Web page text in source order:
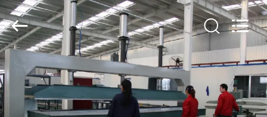
ДОМ
ПРОДУКТЫ
SHANGHAI
LIJIN
IMP.&EXP.
CO.,LTD.
All
Rights
Reserved.